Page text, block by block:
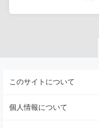
このサイトについて
個人情報について